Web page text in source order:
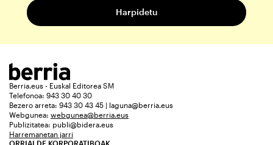
Berria.eus - Euskal Editorea SM
Telefonoa: 943 30 40 30
Bezero arreta: 943 30 43 45 | laguna@berria.eus
Webgunea: webgunea@berria.eus
Publizitatea: publi@bidera.eus
Harremanetan jarri
ORRIALDE KORPORATIBOAK